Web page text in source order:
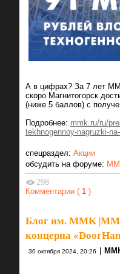
А в цифрах? За 7 лет
скоро Магнитогорск
(ниже 5 баллов) с
Подробнее: mmk.ru/ru/
tekhnogennoy-nagruzki-
спецраздел: Акции
обсудить на форуме:
298
Комментарии ( 1 )
Блог им. MMK ММК
концерна
30 октября 2024, 20:26